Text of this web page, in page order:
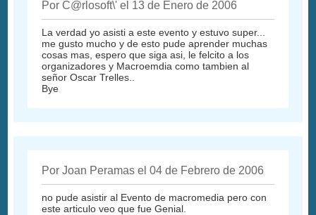
Por C@rlosoft\' el 13 de Enero de 2006
La verdad yo asisti a este evento y estuvo super...
me gusto mucho y de esto pude aprender muchas
cosas mas, espero que siga asi, le felcito a los
organizadores y Macroemdia como tambien al
señor Oscar Trelles..
Bye
Por Joan Peramas el 04 de Febrero de 2006
no pude asistir al Evento de macromedia pero con
este articulo veo que fue Genial.